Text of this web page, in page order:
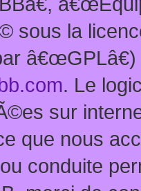
sous la
. Le
sur
que nous
conduite